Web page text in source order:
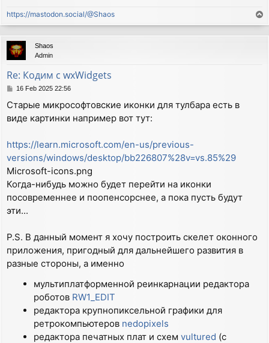
}
BEGIN_EVENT_TABLE(MyFrame, wxFrame)
  EVT_MENU(wxID_ABOUT, MyFrame::OnAbout)
  EVT_MENU(wxID_EXIT,  MyFrame::OnQuit)
  EVT_SIZE(            MyFrame::OnSize)
  EVT_MOTION(          MyFrame::OnMotion)
  EVT_PAINT(           MyFrame::OnPaint)
END_EVENT_TABLE()
void MyFrame::OnAbout(wxCommandEvent& event)
  wxString msg;
msg.Printf(wxT("Hello and welcome to %s"),
wxMessageBox(msg, wxT("About wxWidgets"), wxOK |
void MyFrame::OnQuit(wxCommandEvent& event)
{
}
void MyFrame::OnSize(wxSizeEvent& event)
{
  int dx = size.GetWidth();
  int dy = size.GetHeight();
  char str[20];
  sprintf(str,"OnSize %d:%d",dx,dy);
  SetStatusText(str);
https://mastodon.social/@Shaos
o
p
Shaos
Admin
Re: Кодим с wxWidgets
P
s
t
16 Feb 2025 22:56
Старые микрософтовские иконки для тулбара есть в
виде картинки например вот тут:
https://learn.microsoft.com/en-us/previous-
versions/windows/desktop/bb226807%28v=vs.85%29
Microsoft-icons.png
Когда-нибудь можно будет перейти на иконки
посовременнее и поопенсорснее, а пока пусть будут
эти...
P.S. В данный момент я хочу построить скелет оконного
приложения, пригодный для дальнейшего развития в
разные стороны, а именно
мультиплатформенной реинкарнации редактора
роботов RW1_EDIT
редактора крупнопиксельной графики для
ретрокомпьютеров nedopixels
редактора печатных плат и схем vultured (с